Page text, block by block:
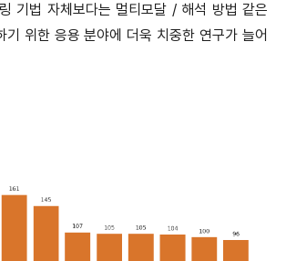
기법 자체보다는 멀티모달 / 해석 방법 같은
기 위한 응용 분야에 더욱 치중한 연구가 늘어